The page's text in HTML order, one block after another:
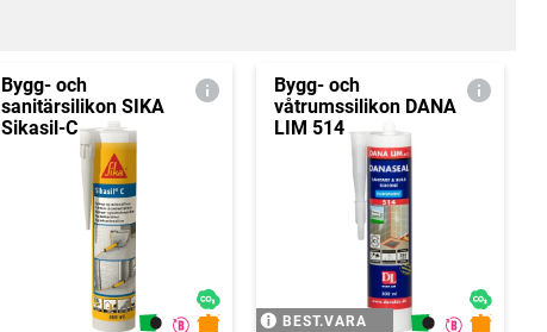
Bygg- och
sanitärsilikon SIKA
Sikasil-C
Bygg- och
våtrumssilikon DANA
LIM 514
BEST.VARA